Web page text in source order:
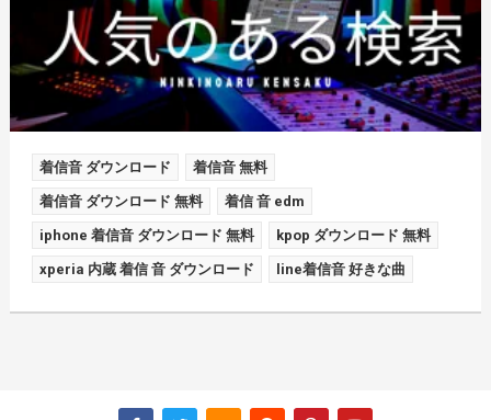
着信音 ダウンロード 着信音 無料
着信音 ダウンロード 無料 着信 音 edm
iphone 着信音 ダウンロード 無料 kpop ダウンロード 無料
xperia 内蔵 着信 音 ダウンロード line着信音 好きな曲